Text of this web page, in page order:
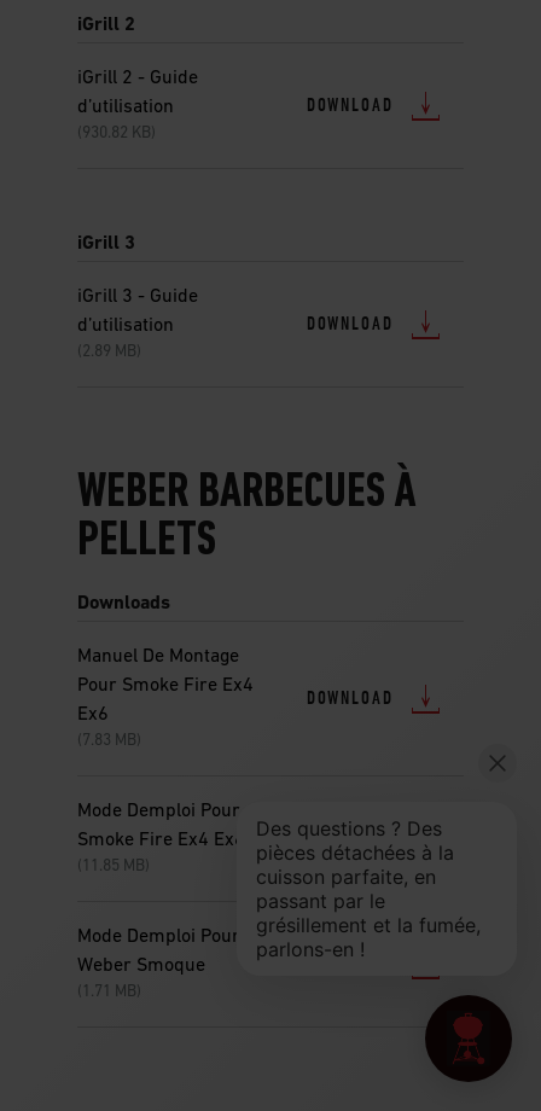
iGrill 2
iGrill 2 - Guide
d’utilisation
(930.82 KB)
DOWNLOAD
iGrill 3
iGrill 3 - Guide
d’utilisation
(2.89 MB)
DOWNLOAD
WEBER BARBECUES À
PELLETS
Downloads
Manuel De Montage
Pour Smoke Fire Ex4
Ex6
(7.83 MB)
DOWNLOAD
Mode Demploi Pour
Smoke Fire Ex4 Ex6 2
(11.85 MB)
DOWNLOAD
Mode Demploi Pour
Weber Smoque
(1.71 MB)
DOWNLOAD